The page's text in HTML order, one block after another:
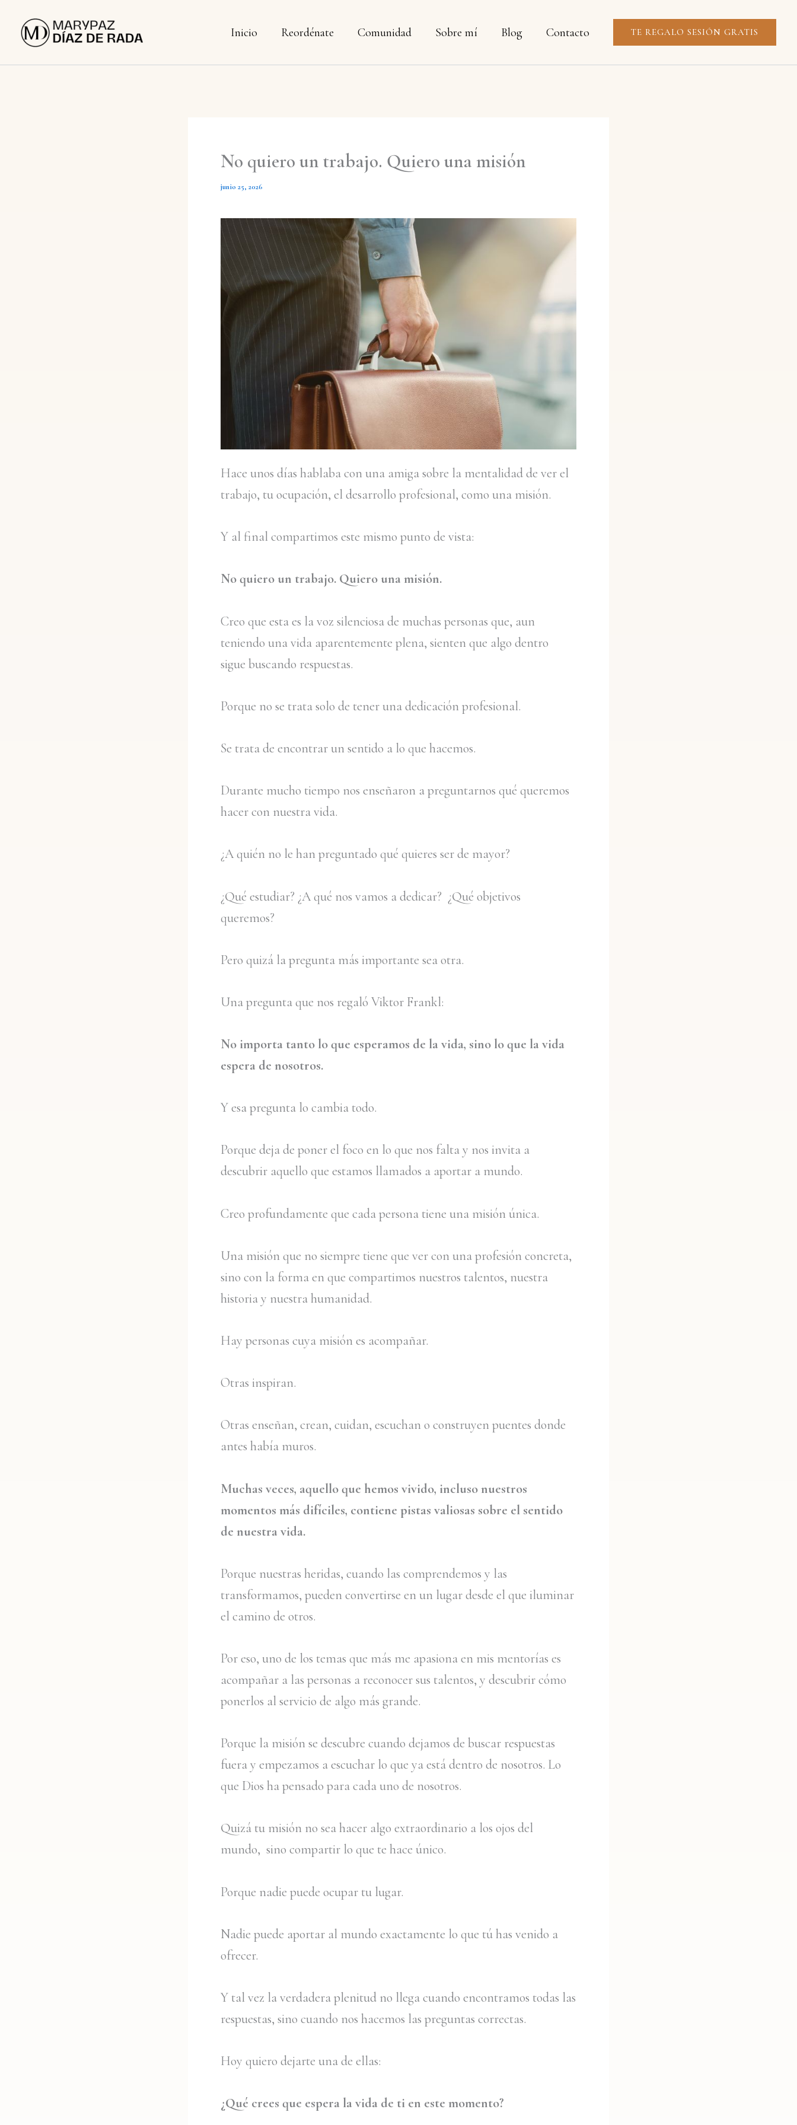
Inicio Reordénate Comunidad Sobre mí Blog Contacto TE REGALO SESIÓN GRATIS
No quiero un trabajo. Quiero una misión
junio 25, 2026
Hace unos días hablaba con una amiga sobre la mentalidad de ver el
trabajo, tu ocupación, el desarrollo profesional, como una misión.
Y al final compartimos este mismo punto de vista:
No quiero un trabajo. Quiero una misión.
Creo que esta es la voz silenciosa de muchas personas que, aun
teniendo una vida aparentemente plena, sienten que algo dentro
sigue buscando respuestas.
Porque no se trata solo de tener una dedicación profesional.
Se trata de encontrar un sentido a lo que hacemos.
Durante mucho tiempo nos enseñaron a preguntarnos qué queremos
hacer con nuestra vida.
¿A quién no le han preguntado qué quieres ser de mayor?
¿Qué estudiar? ¿A qué nos vamos a dedicar? ¿Qué objetivos
queremos?
Pero quizá la pregunta más importante sea otra.
Una pregunta que nos regaló Viktor Frankl:
No importa tanto lo que esperamos de la vida, sino lo que la vida
espera de nosotros.
Y esa pregunta lo cambia todo.
Porque deja de poner el foco en lo que nos falta y nos invita a
descubrir aquello que estamos llamados a aportar a mundo.
Creo profundamente que cada persona tiene una misión única.
Una misión que no siempre tiene que ver con una profesión concreta,
sino con la forma en que compartimos nuestros talentos, nuestra
historia y nuestra humanidad.
Hay personas cuya misión es acompañar.
Otras inspiran.
Otras enseñan, crean, cuidan, escuchan o construyen puentes donde
antes había muros.
Muchas veces, aquello que hemos vivido, incluso nuestros
momentos más difíciles, contiene pistas valiosas sobre el sentido
de nuestra vida.
Porque nuestras heridas, cuando las comprendemos y las
transformamos, pueden convertirse en un lugar desde el que iluminar
el camino de otros.
Por eso, uno de los temas que más me apasiona en mis mentorías es
acompañar a las personas a reconocer sus talentos, y descubrir cómo
ponerlos al servicio de algo más grande.
Porque la misión se descubre cuando dejamos de buscar respuestas
fuera y empezamos a escuchar lo que ya está dentro de nosotros. Lo
que Dios ha pensado para cada uno de nosotros.
Quizá tu misión no sea hacer algo extraordinario a los ojos del
mundo, sino compartir lo que te hace único.
Porque nadie puede ocupar tu lugar.
Nadie puede aportar al mundo exactamente lo que tú has venido a
ofrecer.
Y tal vez la verdadera plenitud no llega cuando encontramos todas las
respuestas, sino cuando nos hacemos las preguntas correctas.
Hoy quiero dejarte una de ellas:
¿Qué crees que espera la vida de ti en este momento?